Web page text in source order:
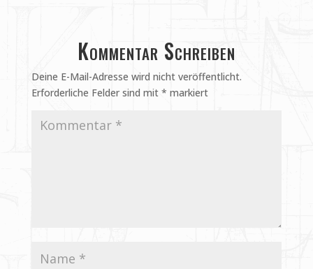
Kommentar Schreiben
Deine E-Mail-Adresse wird nicht veröffentlicht.
Erforderliche Felder sind mit * markiert